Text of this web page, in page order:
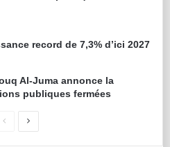
record de 7,3% d’ici 2027
Al-Juma annonce la
publiques fermées